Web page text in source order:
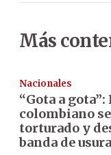
Más
Nacionales
“Gota a gota”:
colombiano
torturado y
banda de usura